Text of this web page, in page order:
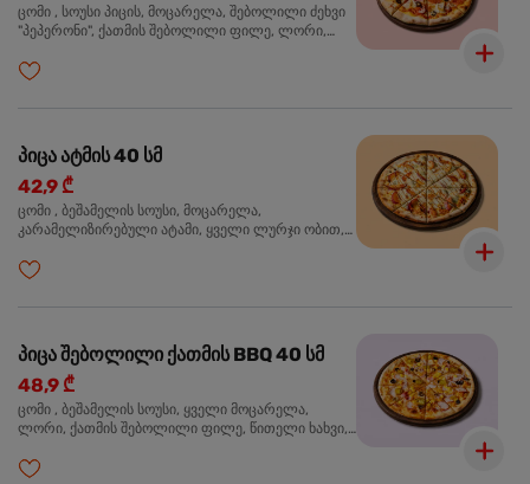
ცომი , სოუსი პიცის, მოცარელა, შებოლილი ძეხვი
"პეპერონი", ქათმის შებოლილი ფილე, ლორი,
პიცა ატმის 40 სმ
42,9 ₾
ცომი , ბეშამელის სოუსი, მოცარელა,
კარამელიზირებული ატამი, ყველი ლურჯი ობით,
პიცა შებოლილი ქათმის BBQ 40 სმ
48,9 ₾
ცომი , ბეშამელის სოუსი, ყველი მოცარელა,
ლორი, ქათმის შებოლილი ფილე, წითელი ხახვი,
ხალაპენიო, ორეგანო